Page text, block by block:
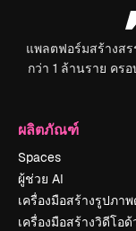
แพลตฟอร์มสร้างส
กว่า 1 ล้านราย คร
ผลิตภัณฑ์
Spaces
ผู้ช่วย AI
เครื่องมือสร้างรูปภา
เครื่องมือสร้างวิดีโอด้